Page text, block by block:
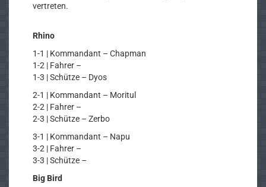
vertreten.
Rhino
1-1 | Kommandant – Chapman
1-2 | Fahrer –
1-3 | Schütze – Dyos
2-1 | Kommandant – Moritul
2-2 | Fahrer –
2-3 | Schütze – Zerbo
3-1 | Kommandant – Napu
3-2 | Fahrer –
3-3 | Schütze –
Big Bird